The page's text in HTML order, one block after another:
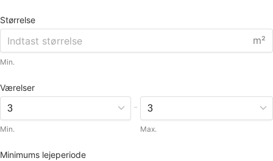
Størrelse
m²
Min.
Værelser
Min.
-
Max.
Minimums lejeperiode